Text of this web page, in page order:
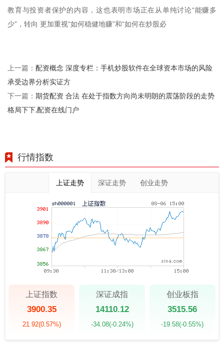
教育与投资者保护的内容，这也表明市场正在从单纯讨论“能赚多
少”，转向 更加重视“如何稳健地赚”和“如何在炒股必
上一篇： 配资概念 深度专栏：手机炒股软件在全球资本市场的风险
承受边界分析实证方
下一篇： 期货配资 合法 在处于指数方向尚未明朗的震荡阶段的走势
格局下下,配资在线门户
行情指数
上证走势 深证走势 创业走势
上证指数
3900.35
21.92(0.57%)
深证成指
14110.12
-34.08(-0.24%)
创业板指
3515.56
-19.58(-0.55%)